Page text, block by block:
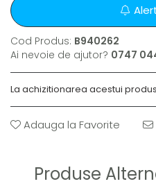
Cod Produs: B940262
Ai nevoie de ajutor? 0747
La achizitionarea acestui
Adauga la Favorite
Produse